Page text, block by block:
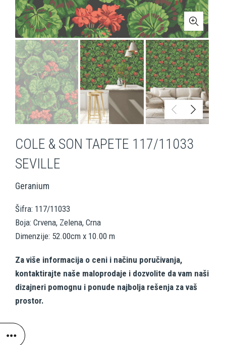
COLE & SON TAPETE 117/11033
SEVILLE
Geranium
Šifra: 117/11033
Boja: Crvena, Zelena, Crna
Dimenzije: 52.00cm x 10.00 m
Za više informacija o ceni i načinu poručivanja,
kontaktirajte naše maloprodaje i dozvolite da vam naši
dizajneri pomognu i ponude najbolja rešenja za vaš
prostor.